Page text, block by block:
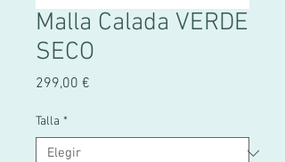
Malla Calada VERDE
SECO
299,00 €
Talla *